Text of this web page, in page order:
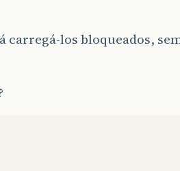
carregá-los bloqueados,